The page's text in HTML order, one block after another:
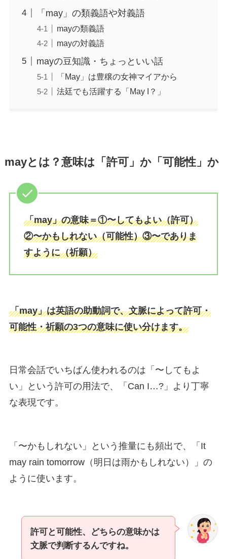
「may」の類義語や対義語
mayの類義語
mayの対義語
mayの豆知識・ちょっといい話
「May」は豊穣の女神マイアから
法廷でも活躍する「May I？」
mayとは？意味は「許可」か「可能性」か
「may」の意味＝①〜してもよい（許可）
②〜かもしれない（可能性）③〜でありま
すように（祈願）
「may」は英語の助動詞で、文脈によって許可・
可能性・祈願の3つの意味に使い分けます。
日常会話でいちばん使われるのは「〜してもよ
い」という許可の用法で、「Can I…?」より丁寧
な表現です。
「〜かもしれない」という推量にも頻出で、「It
may rain tomorrow（明日は雨かもしれない）」の
ように使います。
許可と可能性、どちらの意味かは
文脈で判断するんですね。